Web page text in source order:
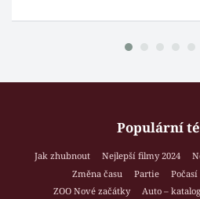
Populární
Jak zhubnout Nejlepší filmy 2024
Změna času
Partie Počasí
ZOO Nové začátky
Auto – katalog